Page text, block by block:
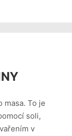
masa. To je
soli,
v